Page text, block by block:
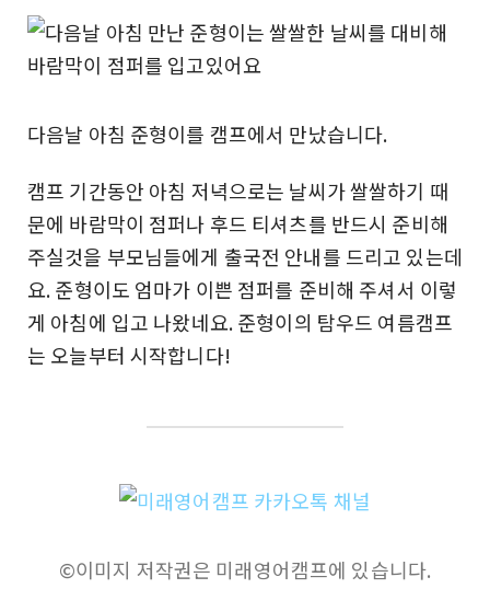
다음날 아침 준형이를 캠프에서 만났습니다.
캠프 기간동안 아침 저녁으로는 날씨가 쌀쌀하기 때
문에 바람막이 점퍼나 후드 티셔츠를 반드시 준비해
주실것을 부모님들에게 출국전 안내를 드리고 있는데
요. 준형이도 엄마가 이쁜 점퍼를 준비해 주셔서 이렇
게 아침에 입고 나왔네요. 준형이의 탐우드 여름캠프
는 오늘부터 시작합니다!
©이미지 저작권은 미래영어캠프에 있습니다.